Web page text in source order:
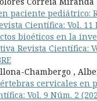
paciente pediátrico:
Científica: Vol.
bioéticos en la
Revista Científica:
Chambergo ,
cervicales
Vol. 9 Núm. 2